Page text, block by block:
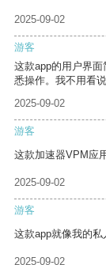
2025-09-02
游客
这款app的用户界
悉操作。我不用看
2025-09-02
游客
这款加速器VPM应
2025-09-02
游客
这款app就像我的私
2025-09-02